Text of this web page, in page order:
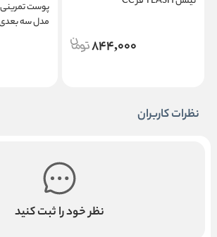
844,000
پوست
نظرات کاربران
نظر خود را ثبت کنید